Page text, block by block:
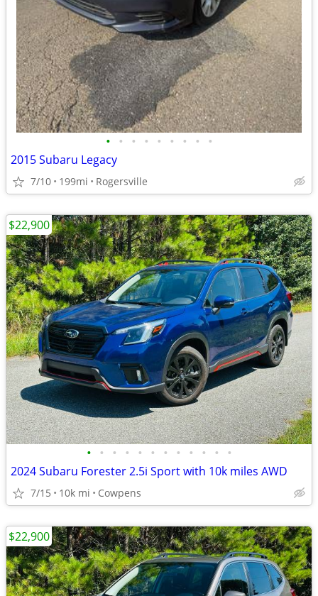
• • • • • • • • •
2015 Subaru Legacy
7/10 199mi Rogersville
• • • • • • • • • • • •
2024 Subaru Forester 2.5i Sport with 10k miles AWD
7/15 10k mi Cowpens
$22,900
$22,900